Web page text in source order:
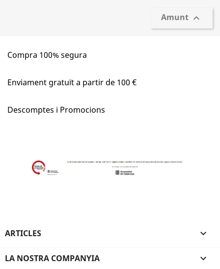
Amunt 
Compra 100% segura
Enviament gratuït a partir de 100 €
Descomptes i Promocions
ARTICLES 
LA NOSTRA COMPANYIA 